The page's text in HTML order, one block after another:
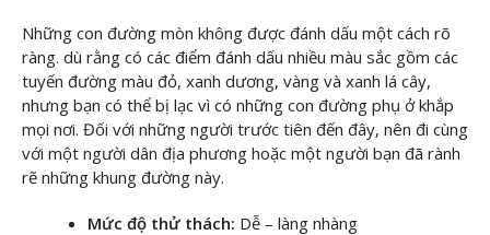
Những con đường mòn không được đánh dấu một cách rõ
ràng. dù rằng có các điểm đánh dấu nhiều màu sắc gồm các
tuyến đường màu đỏ, xanh dương, vàng và xanh lá cây,
nhưng bạn có thể bị lạc vì có những con đường phụ ở khắp
mọi nơi. Đối với những người trước tiên đến đây, nên đi cùng
với một người dân địa phương hoặc một người bạn đã rành
rẽ những khung đường này.
Mức độ thử thách: Dễ – làng nhàng